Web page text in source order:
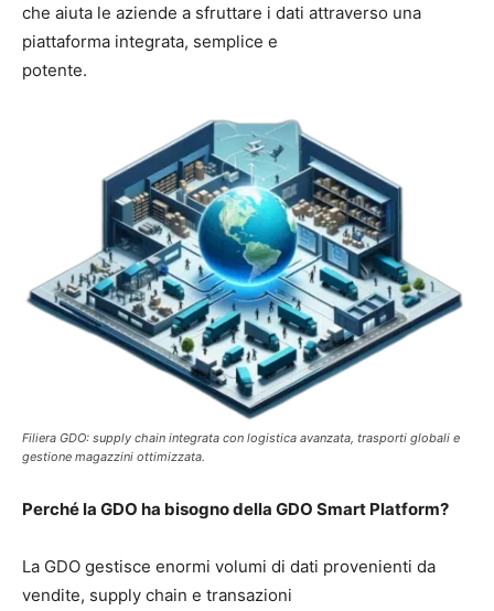
che aiuta le aziende a sfruttare i dati attraverso una
piattaforma integrata, semplice e
potente.
Filiera GDO: supply chain integrata con logistica avanzata, trasporti globali e
gestione magazzini ottimizzata.
Perché la GDO ha bisogno della GDO Smart Platform?
La GDO gestisce enormi volumi di dati provenienti da
vendite, supply chain e transazioni